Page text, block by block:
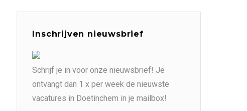
Inschrijven nieuwsbrief
Schrijf je in voor onze nieuwsbrief! Je
ontvangt dan 1 x per week de nieuwste
vacatures in Doetinchem in je mailbox!